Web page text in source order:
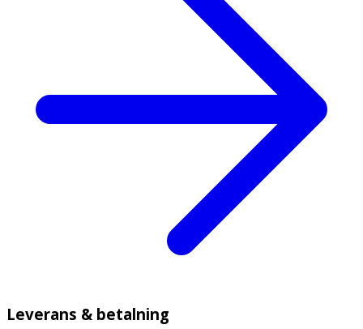
Leverans & betalning